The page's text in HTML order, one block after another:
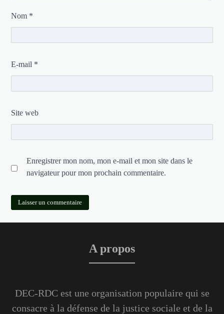
Nom *
E-mail *
Site web
Enregistrer mon nom, mon e-mail et mon site dans le
navigateur pour mon prochain commentaire.
A propos
DEC-RDC est une organisation populaire qui se
consacre à la défense de la justice sociale et de la